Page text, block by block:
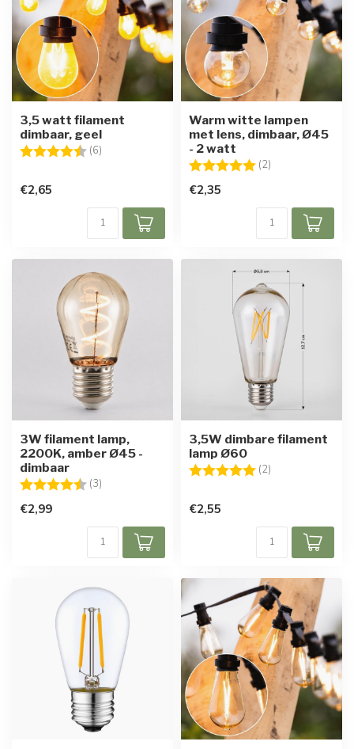
3,5 watt filament
dimbaar, geel
Beoordeling: (6)
€2,65
Warm witte lampen
met lens, dimbaar, Ø45
- 2 watt
Beoordeling: (2)
€2,35
3W filament lamp,
2200K, amber Ø45 -
dimbaar
Beoordeling: (3)
€2,99
3,5W dimbare filament
lamp Ø60
Beoordeling: (2)
€2,55